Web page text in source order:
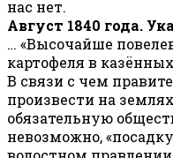
нас нет.
Август 1840 года.
… «Высочайше
картофеля в
В связи с чем
произвести на
обязательную
невозможно,